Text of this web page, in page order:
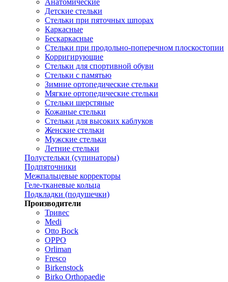
Анатомические
Детские стельки
Стельки при пяточных шпорах
Каркасные
Бескаркасные
Стельки при продольно-поперечном плоскостопии
Корригирующие
Стельки для спортивной обуви
Стельки с памятью
Зимние ортопедические стельки
Мягкие ортопедические стельки
Стельки шерстяные
Кожаные стельки
Стельки для высоких каблуков
Женские стельки
Мужские стельки
Летние стельки
Полустельки (супинаторы)
Подпяточники
Межпальцевые корректоры
Геле-тканевые кольца
Подкладки (подушечки)
Производители
Тривес
Medi
Otto Bock
OPPO
Orliman
Fresco
Birkenstock
Birko Orthopaedie